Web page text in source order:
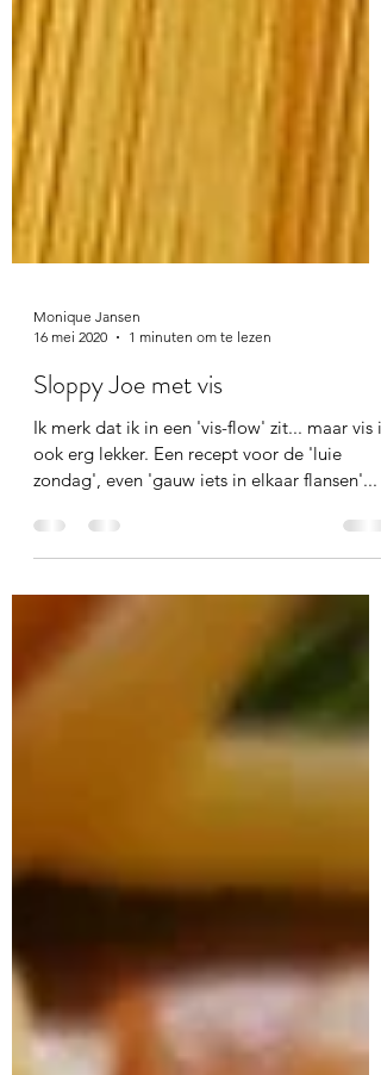
Monique Jansen
16 mei 2020
Sloppy Joe met vis
Ik merk dat ik in een 'vis-flow' zit... maar vis is
ook erg lekker. Een recept voor de 'luie